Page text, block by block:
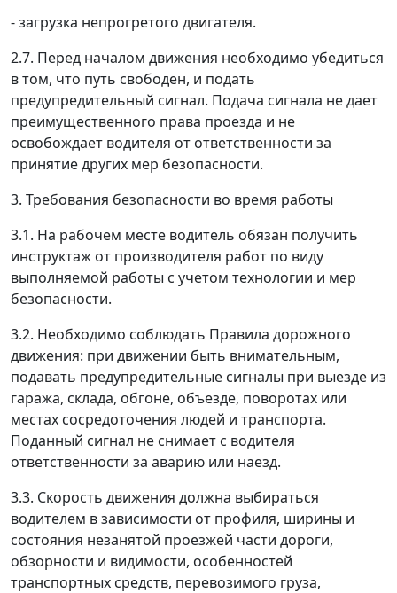
- загрузка непрогретого двигателя.
2.7. Перед началом движения необходимо убедиться
в том, что путь свободен, и подать
предупредительный сигнал. Подача сигнала не дает
преимущественного права проезда и не
освобождает водителя от ответственности за
принятие других мер безопасности.
3. Требования безопасности во время работы
3.1. На рабочем месте водитель обязан получить
инструктаж от производителя работ по виду
выполняемой работы с учетом технологии и мер
безопасности.
3.2. Необходимо соблюдать Правила дорожного
движения: при движении быть внимательным,
подавать предупредительные сигналы при выезде из
гаража, склада, обгоне, объезде, поворотах или
местах сосредоточения людей и транспорта.
Поданный сигнал не снимает с водителя
ответственности за аварию или наезд.
3.3. Скорость движения должна выбираться
водителем в зависимости от профиля, ширины и
состояния незанятой проезжей части дороги,
обзорности и видимости, особенностей
транспортных средств, перевозимого груза,